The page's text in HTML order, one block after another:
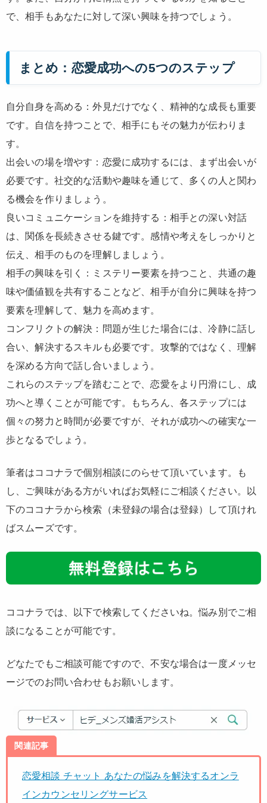
で、相手もあなたに対して深い興味を持つでしょう。
まとめ：恋愛成功への5つのステップ
自分自身を高める：外見だけでなく、精神的な成長も重要
です。自信を持つことで、相手にもその魅力が伝わりま
す。
出会いの場を増やす：恋愛に成功するには、まず出会いが
必要です。社交的な活動や趣味を通じて、多くの人と関わ
る機会を作りましょう。
良いコミュニケーションを維持する：相手との深い対話
は、関係を長続きさせる鍵です。感情や考えをしっかりと
伝え、相手のものを理解しましょう。
相手の興味を引く：ミステリー要素を持つこと、共通の趣
味や価値観を共有することなど、相手が自分に興味を持つ
要素を理解して、魅力を高めます。
コンフリクトの解決：問題が生じた場合には、冷静に話し
合い、解決するスキルも必要です。攻撃的ではなく、理解
を深める方向で話し合いましょう。
これらのステップを踏むことで、恋愛をより円滑にし、成
功へと導くことが可能です。もちろん、各ステップには
個々の努力と時間が必要ですが、それが成功への確実な一
歩となるでしょう。
筆者はココナラで個別相談にのらせて頂いています。も
し、ご興味がある方がいればお気軽にご相談ください。以
下のココナラから検索（未登録の場合は登録）して頂けれ
ばスムーズです。
ココナラでは、以下で検索してくださいね。悩み別でご相
談になることが可能です。
どなたでもご相談可能ですので、不安な場合は一度メッセ
ージでのお問い合わせもお願いします。
関連記事
恋愛相談 チャット あなたの悩みを解決するオンラ
インカウンセリングサービス